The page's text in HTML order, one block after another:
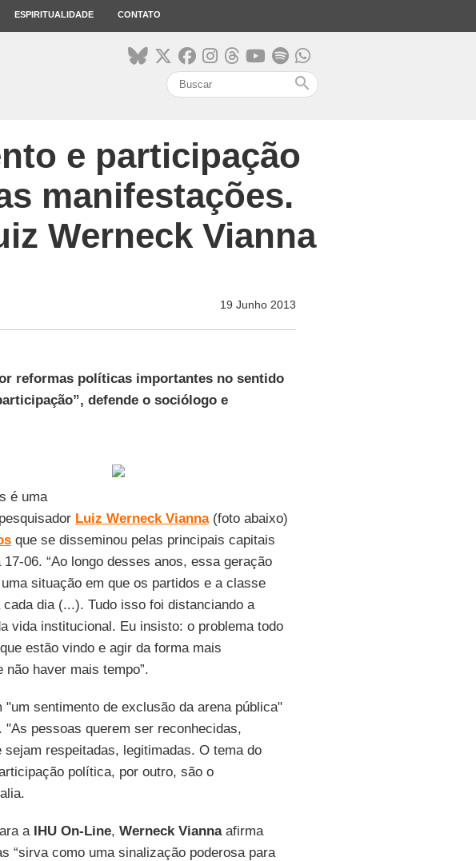
ESPIRITUALIDADE CONTATO
search
e participação
manifestações.
Werneck Vianna
19 Junho 2013
reformas políticas importantes no sentido
defende o sociólogo e
é uma
Luiz Werneck Vianna(foto abaixo)
que se disseminou pelas principais capitais
06. “Ao longo desses anos, essa geração
situação em que os partidos e a classe
dia (...). Tudo isso foi distanciando a
vida institucional. Eu insisto: o problema todo
estão vindo e agir da forma mais
haver mais tempo”.
sentimento de exclusão da arena pública"
pessoas querem ser reconhecidas,
respeitadas, legitimadas. O tema do
política, por outro, são o
a IHU On-Line, Werneck Viannaafirma
“sirva como uma sinalização poderosa para